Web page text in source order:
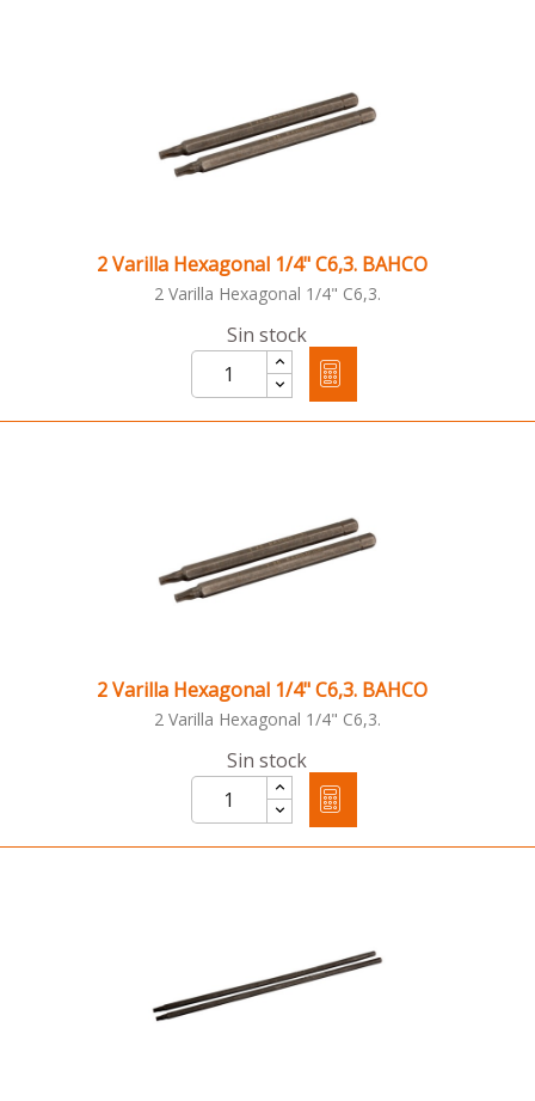
2 Varilla Hexagonal 1/4" C6,3. BAHCO
2 Varilla Hexagonal 1/4" C6,3.
Sin stock
2 Varilla Hexagonal 1/4" C6,3. BAHCO
2 Varilla Hexagonal 1/4" C6,3.
Sin stock